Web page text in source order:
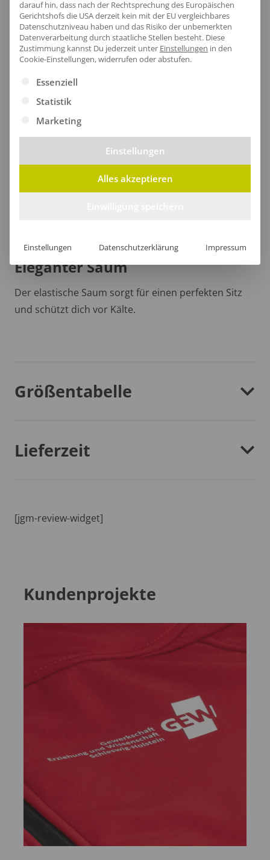
Die abnehmbare Kapuze umhüllt deinen Kopf sanft
und bietet perfekten Schutz vor Wind und Wetter,
während das weiche Fleece-Innenfutter für wohlige
Wärme sorgt.
Eleganter Saum
Der elastische Saum sorgt für einen perfekten Sitz
und schützt dich vor Kälte.
Größentabelle
Lieferzeit
[jgm-review-widget]
Kundenprojekte
darauf hin, dass nach der Rechtsprechung des Europäischen
Gerichtshofs die USA derzeit kein mit der EU vergleichbares
Datenschutzniveau haben und das Risiko der unbemerkten
Datenverarbeitung durch staatliche Stellen besteht. Diese
Zustimmung kannst Du jederzeit unter Einstellungen in den
Cookie-Einstellungen, widerrufen oder abstufen.
Es folgt eine Liste der Service-Gruppen, für die eine
Essenziell
Statistik
Marketing
Einstellungen
Alles akzeptieren
Einstellungen Datenschutzerklärung Impressum